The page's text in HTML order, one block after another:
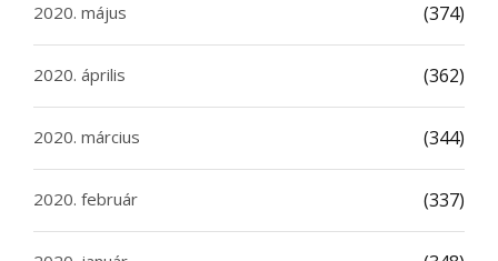
2020. május (374)
2020. április (362)
2020. március (344)
2020. február (337)